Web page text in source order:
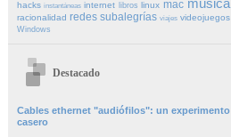
hacksinstantáneas internet libros linux mac música
racionalidad redes subalegríasviajes videojuegos
Windows
Destacado
Cables ethernet "audiófilos": un experimento
casero